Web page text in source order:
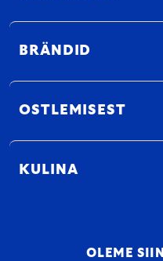
BRÄNDID
OSTLEMISEST
KULINA
OLEME